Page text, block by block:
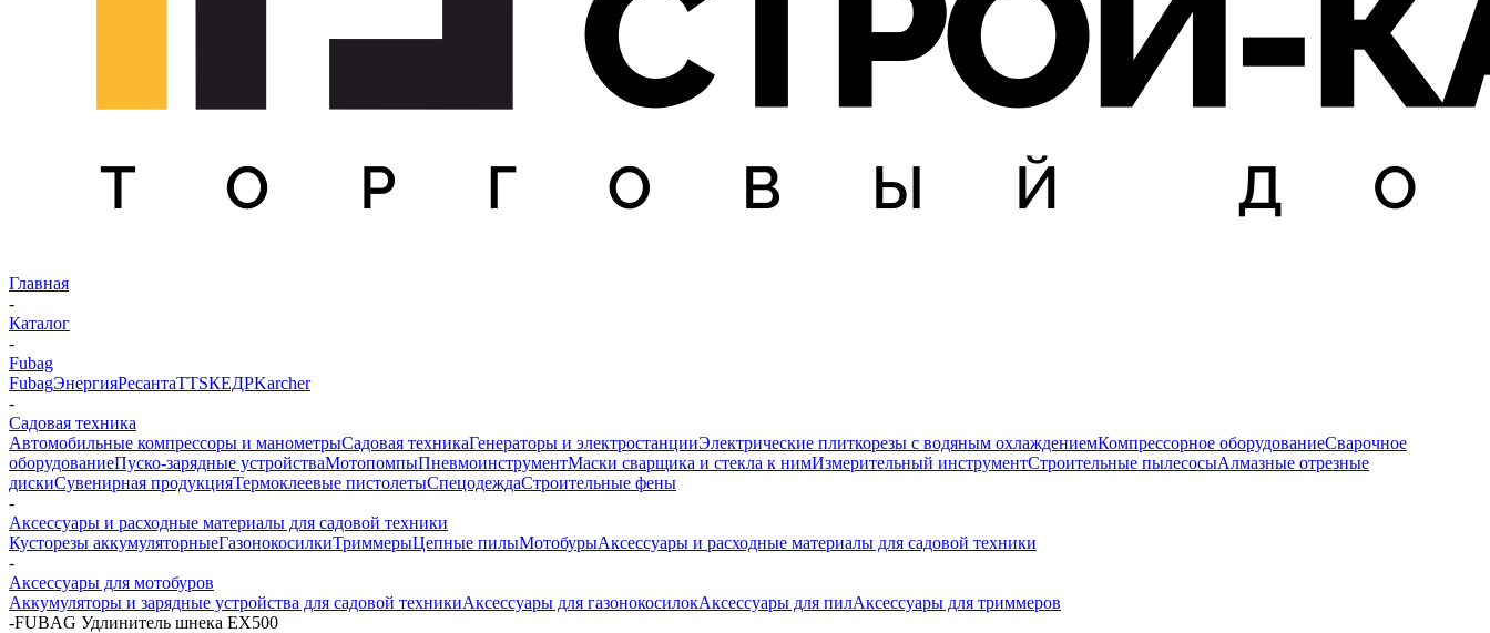
Главная
-
Каталог
-
Fubag
FubagЭнергияРесантаTTSКЕДРKarcher
-
Садовая техника
Автомобильные компрессоры и манометрыСадовая техникаГенераторы и электростанцииЭлектрические плиткорезы с водяным охлаждениемКомпрессорное оборудованиеСварочное
оборудованиеПуско-зарядные устройстваМотопомпыПневмоинструментМаски сварщика и стекла к нимИзмерительный инструментСтроительные пылесосыАлмазные отрезные
дискиСувенирная продукцияТермоклеевые пистолетыСпецодеждаСтроительные фены
-
Аксессуары и расходные материалы для садовой техники
Кусторезы аккумуляторныеГазонокосилкиТриммерыЦепные пилыМотобурыАксессуары и расходные материалы для садовой техники
-
Аксессуары для мотобуров
Аккумуляторы и зарядные устройства для садовой техникиАксессуары для газонокосилокАксессуары для пилАксессуары для триммеров
-FUBAG Удлинитель шнека EX500